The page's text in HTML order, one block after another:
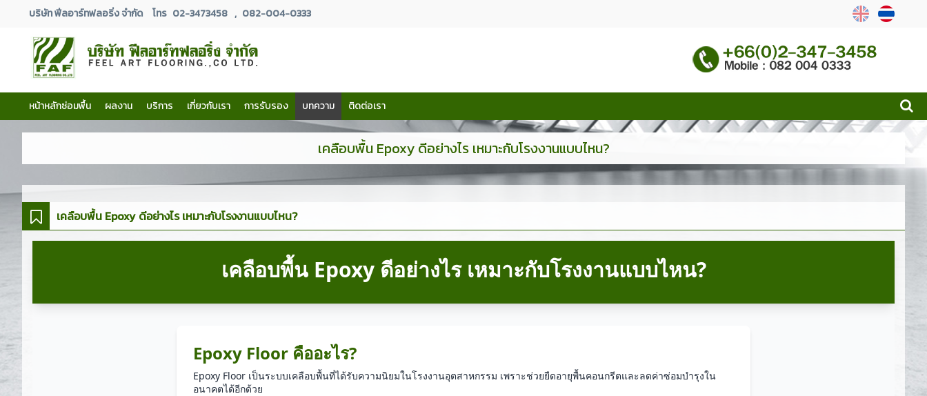
บริษัท ฟีลอาร์ทฟลอริ่ง จำกัด โทร 02-3473458 , 082-004-0333
หน้าหลักซ่อมพื้น ผลงาน บริการ เกี่ยวกับเรา การรับรอง บทความ ติดต่อเรา
เคลือบพื้น Epoxy ดีอย่างไร เหมาะกับโรงงานแบบไหน?
เคลือบพื้น Epoxy ดีอย่างไร เหมาะกับโรงงานแบบไหน?
เคลือบพื้น Epoxy ดีอย่างไร เหมาะกับโรงงานแบบไหน?
Epoxy Floor คืออะไร?
Epoxy Floor เป็นระบบเคลือบพื้นที่ได้รับความนิยมในโรงงานอุตสาหกรรม เพราะช่วยยืดอายุพื้นคอนกรีตและลดค่าซ่อมบำรุงใน
อนาคตได้อีกด้วย